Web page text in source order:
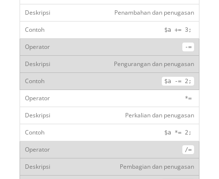
Penambahan dan penugasan
$a += 3;
-=
Pengurangan dan penugasan
$a -= 2;
*=
Perkalian dan penugasan
$a *= 2;
/=
Pembagian dan penugasan